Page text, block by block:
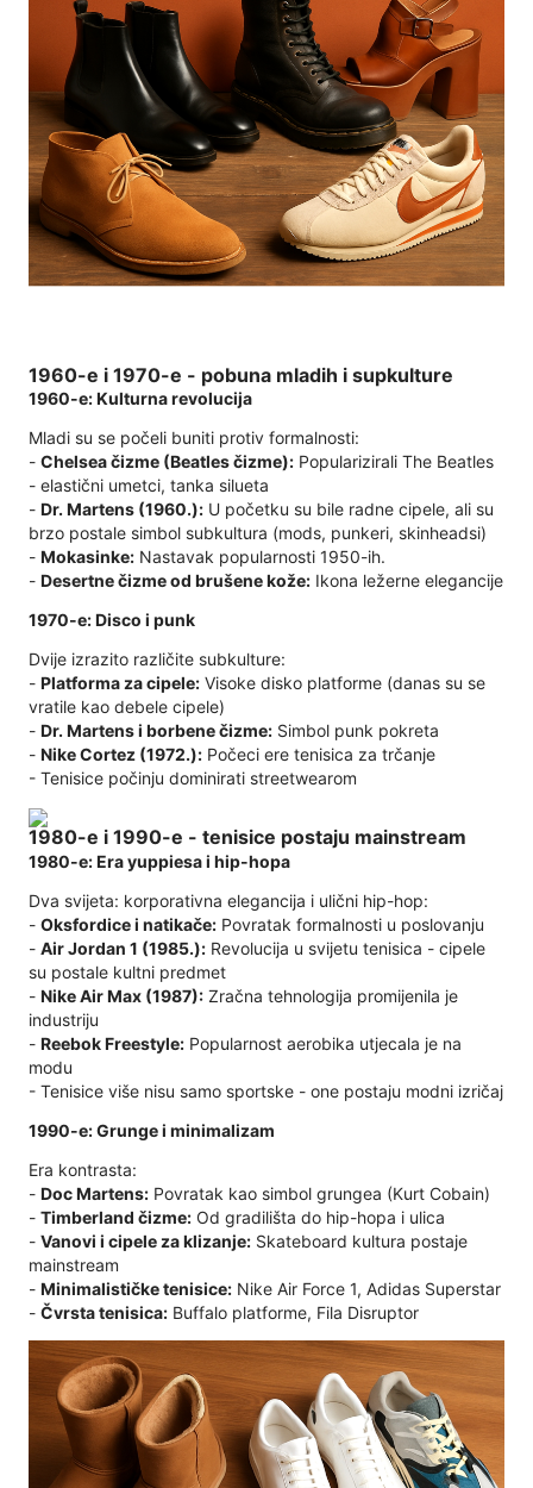
1960-e i 1970-e - pobuna mladih i supkulture
1960-e: Kulturna revolucija
Mladi su se počeli buniti protiv formalnosti:
- Chelsea čizme (Beatles čizme): Popularizirali The Beatles
- elastični umetci, tanka silueta
- Dr. Martens (1960.): U početku su bile radne cipele, ali su
brzo postale simbol subkultura (mods, punkeri, skinheadsi)
- Mokasinke: Nastavak popularnosti 1950-ih.
- Desertne čizme od brušene kože: Ikona ležerne elegancije
1970-e: Disco i punk
Dvije izrazito različite subkulture:
- Platforma za cipele: Visoke disko platforme (danas su se
vratile kao debele cipele)
- Dr. Martens i borbene čizme: Simbol punk pokreta
- Nike Cortez (1972.): Počeci ere tenisica za trčanje
- Tenisice počinju dominirati streetwearom
1980-e i 1990-e - tenisice postaju mainstream
1980-e: Era yuppiesa i hip-hopa
Dva svijeta: korporativna elegancija i ulični hip-hop:
- Oksfordice i natikače: Povratak formalnosti u poslovanju
- Air Jordan 1 (1985.): Revolucija u svijetu tenisica - cipele
su postale kultni predmet
- Nike Air Max (1987): Zračna tehnologija promijenila je
industriju
- Reebok Freestyle: Popularnost aerobika utjecala je na
modu
- Tenisice više nisu samo sportske - one postaju modni izričaj
1990-e: Grunge i minimalizam
Era kontrasta:
- Doc Martens: Povratak kao simbol grungea (Kurt Cobain)
- Timberland čizme: Od gradilišta do hip-hopa i ulica
- Vanovi i cipele za klizanje: Skateboard kultura postaje
mainstream
- Minimalističke tenisice: Nike Air Force 1, Adidas Superstar
- Čvrsta tenisica: Buffalo platforme, Fila Disruptor